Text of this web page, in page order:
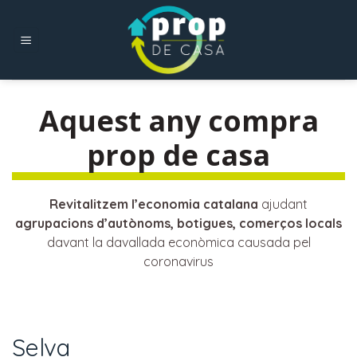
content
Aquest any compra
prop de casa
Revitalitzem l’economia catalana ajudant
agrupacions d’autònoms, botigues, comerços locals
davant la davallada econòmica causada pel
coronavirus
Selva